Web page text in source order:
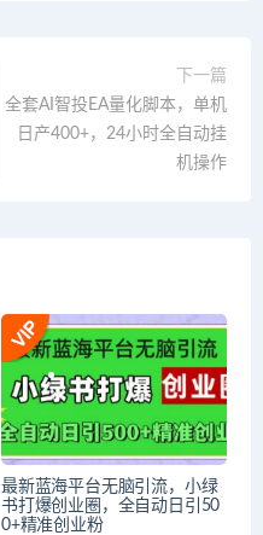
下一篇
全套AI智投EA量化脚本，单机
日产400+，24小时全自动挂
机操作
最新蓝海平台无脑引流，小绿
书打爆创业圈，全自动日引50
0+精准创业粉